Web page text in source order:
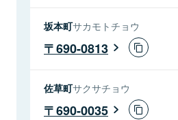
坂本町サカモトチョウ
690-0813
佐草町サクサチョウ
690-0035